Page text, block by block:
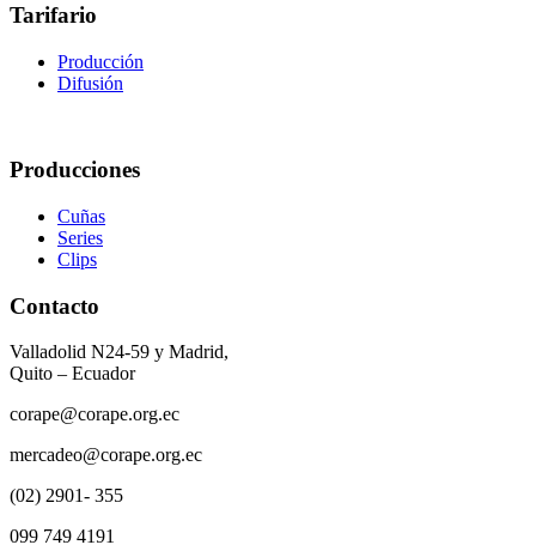
Tarifario
Producción
Difusión
Producciones
Cuñas
Series
Clips
Contacto
Valladolid N24-59 y Madrid,
Quito – Ecuador
corape@corape.org.ec
mercadeo@corape.org.ec
(02) 2901- 355
099 749 4191